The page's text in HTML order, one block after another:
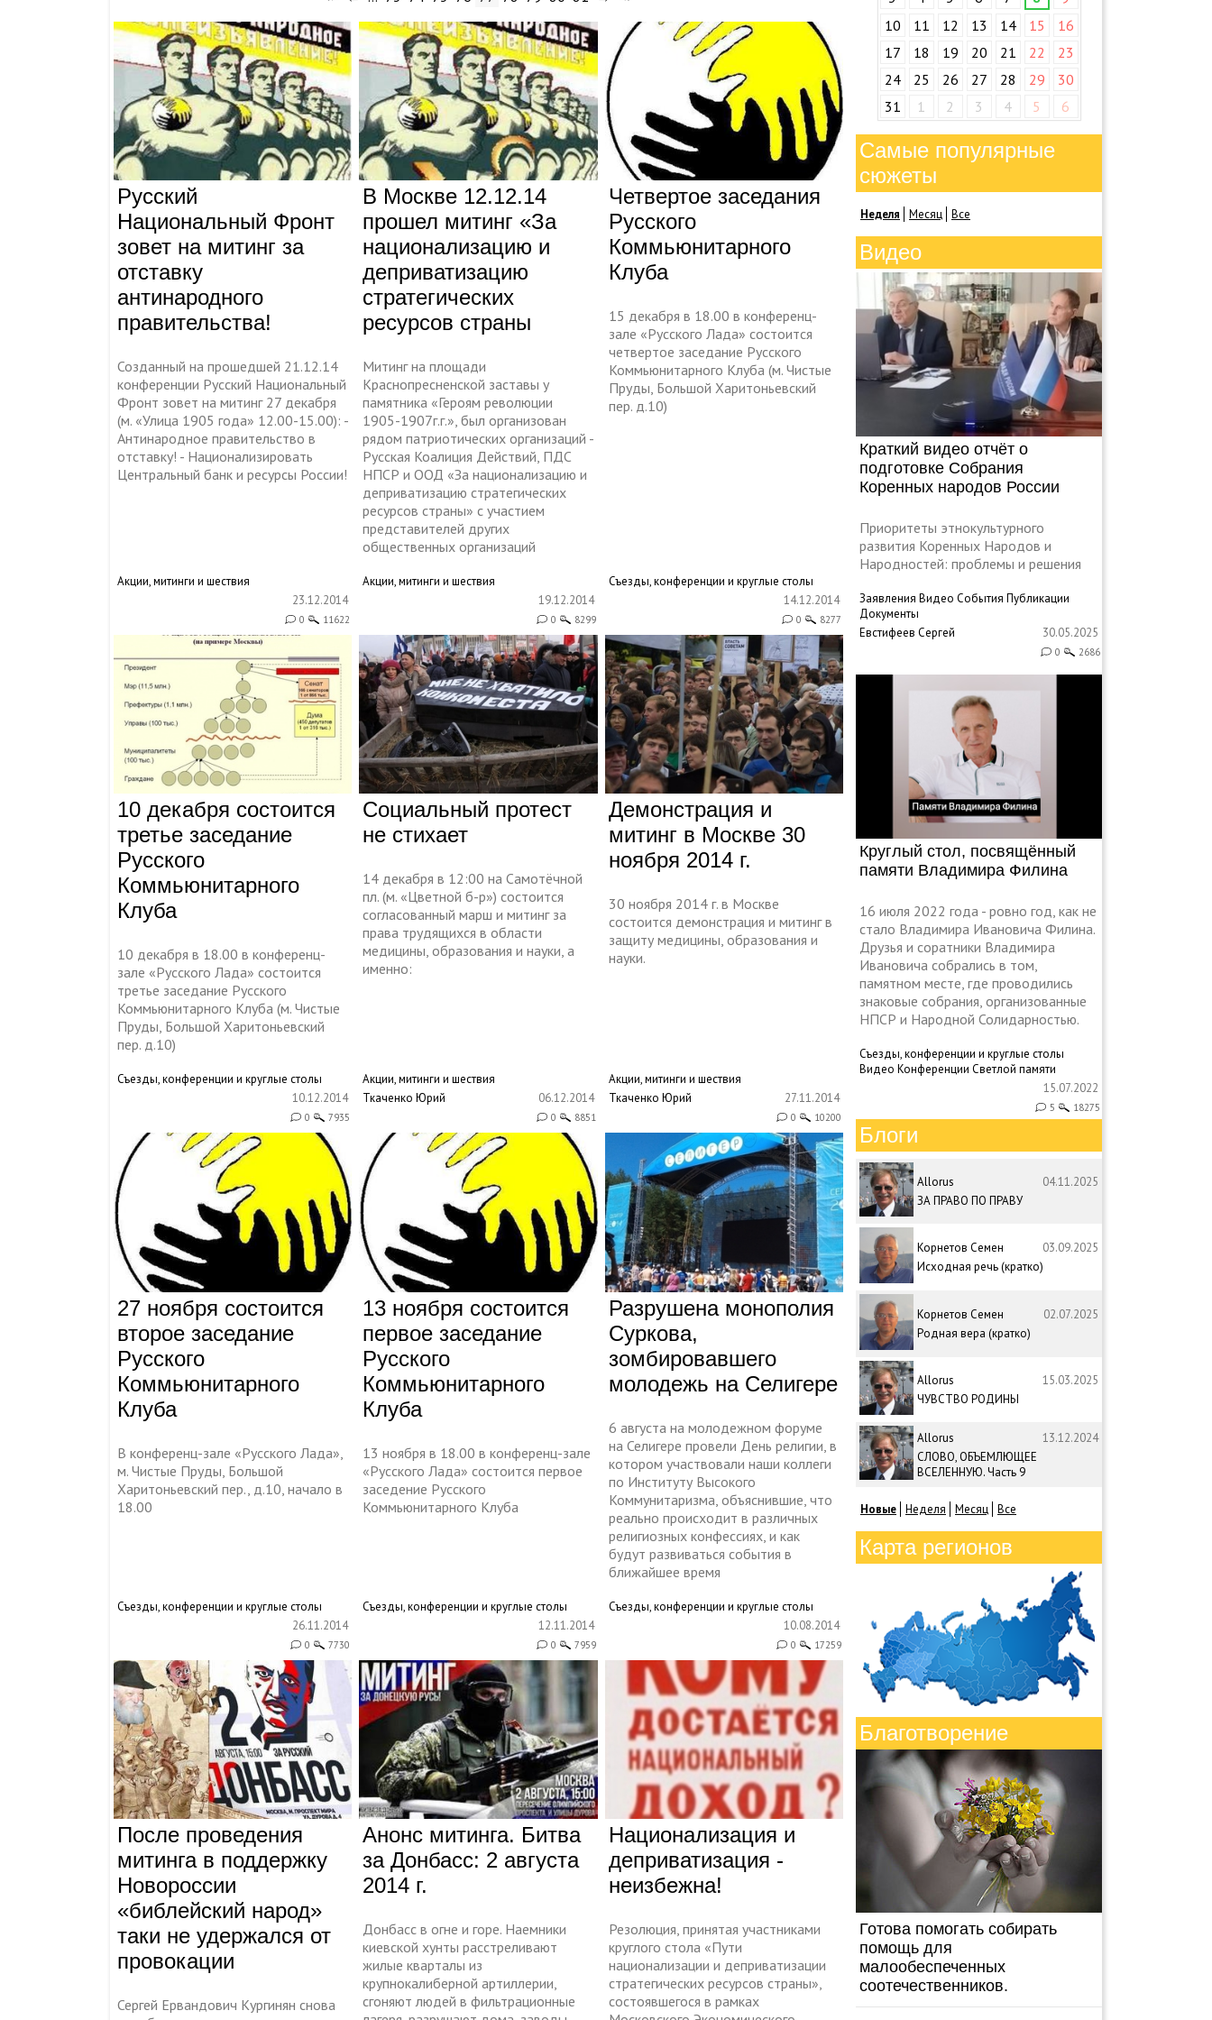
Русский
Национальный Фронт
зовет на митинг за
отставку
антинародного
правительства!
Созданный на прошедшей 21.12.14
конференции Русский Национальный
Фронт зовет на митинг 27 декабря
(м. «Улица 1905 года» 12.00-15.00): -
Антинародное правительство в
отставку! - Национализировать
Центральный банк и ресурсы России!
Акции, митинги и шествия
23.12.2014
0 11622
В Москве 12.12.14
прошел митинг «За
национализацию и
деприватизацию
стратегических
ресурсов страны
Митинг на площади
Краснопресненской заставы у
памятника «Героям революции
1905-1907г.г.», был организован
рядом патриотических организаций -
Русская Коалиция Действий, ПДС
НПСР и ООД «За национализацию и
деприватизацию стратегических
ресурсов страны» с участием
представителей других
общественных организаций
Акции, митинги и шествия
19.12.2014
0 8299
Четвертое заседания
Русского
Коммьюнитарного
Клуба
15 декабря в 18.00 в конференц-
зале «Русского Лада» состоится
четвертое заседание Русского
Коммьюнитарного Клуба (м. Чистые
Пруды, Большой Харитоньевский
пер. д.10)
Съезды, конференции и круглые столы
14.12.2014
0 8277
10 декабря состоится
третье заседание
Русского
Коммьюнитарного
Клуба
10 декабря в 18.00 в конференц-
зале «Русского Лада» состоится
третье заседание Русского
Коммьюнитарного Клуба (м. Чистые
Пруды, Большой Харитоньевский
пер. д.10)
Съезды, конференции и круглые столы
10.12.2014
0 7935
Социальный протест
не стихает
14 декабря в 12:00 на Самотёчной
пл. (м. «Цветной б-р») состоится
согласованный марш и митинг за
права трудящихся в области
медицины, образования и науки, а
именно:
Акции, митинги и шествия
Ткаченко Юрий
06.12.2014
0 8851
Демонстрация и
митинг в Москве 30
ноября 2014 г.
30 ноября 2014 г. в Москве
состоится демонстрация и митинг в
защиту медицины, образования и
науки.
Акции, митинги и шествия
Ткаченко Юрий
27.11.2014
0 10200
27 ноября состоится
второе заседание
Русского
Коммьюнитарного
Клуба
В конференц-зале «Русского Лада»,
м. Чистые Пруды, Большой
Харитоньевский пер., д.10, начало в
18.00
Съезды, конференции и круглые столы
26.11.2014
0 7730
13 ноября состоится
первое заседание
Русского
Коммьюнитарного
Клуба
13 ноября в 18.00 в конференц-зале
«Русского Лада» состоится первое
заседение Русского
Коммьюнитарного Клуба
Съезды, конференции и круглые столы
12.11.2014
0 7959
Разрушена монополия
Суркова,
зомбировавшего
молодежь на Селигере
6 августа на молодежном форуме
на Селигере провели День религии, в
котором участвовали наши коллеги
по Институту Высокого
Коммунитаризма, объяснившие, что
реально происходит в различных
религиозных конфессиях, и как
будут развиваться события в
ближайшее время
Съезды, конференции и круглые столы
10.08.2014
0 17259
После проведения
митинга в поддержку
Новороссии
«библейский народ»
таки не удержался от
провокации
Сергей Ервандович Кургинян снова
Анонс митинга. Битва
за Донбасс: 2 августа
2014 г.
Донбасс в огне и горе. Наемники
киевской хунты расстреливают
жилые кварталы из
крупнокалиберной артиллерии,
сгоняют людей в фильтрационные
Национализация и
деприватизация -
неизбежна!
Резолюция, принятая участниками
круглого стола «Пути
национализации и деприватизации
стратегических ресурсов страны»,
состоявшегося в рамках
10
11 12 13 14 15
16
17
18 19 20 21 22
23
24
25 26 27 28 29
30
31
1 2 3 4 5 6
Самые популярные
сюжеты
Неделя Месяц Все
Видео
Краткий видео отчёт о
подготовке Собрания
Коренных народов России
Приоритеты этнокультурного
развития Коренных Народов и
Народностей: проблемы и решения
Заявления Видео События Публикации
Документы
Евстифеев Сергей
30.05.2025
0 2686
Круглый стол, посвящённый
памяти Владимира Филина
16 июля 2022 года - ровно год, как не
стало Владимира Ивановича Филина.
Друзья и соратники Владимира
Ивановича собрались в том,
памятном месте, где проводились
знаковые собрания, организованные
НПСР и Народной Солидарностью.
Съезды, конференции и круглые столы
Видео Конференции Светлой памяти
15.07.2022
5 18275
Блоги
Allorus
04.11.2025
ЗА ПРАВО ПО ПРАВУ
Корнетов Семен
03.09.2025
Исходная речь (кратко)
Корнетов Семен
02.07.2025
Родная вера (кратко)
Allorus
15.03.2025
ЧУВСТВО РОДИНЫ
Allorus
13.12.2024
СЛОВО, ОБЪЕМЛЮЩЕЕ
ВСЕЛЕННУЮ. Часть 9
Новые Неделя Месяц Все
Карта регионов
Благотворение
Готова помогать собирать
помощь для
малообеспеченных
соотечественников.